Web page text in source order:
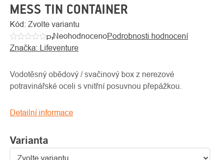
MESS TIN CONTAINER
Kód: Zvolte variantu
Průměrné
hodnocení
je
0,0
5
NeohodnocenoPodrobnosti hodnocení
Značka: Lifeventure
Varianta
Vodotěsný obědový / svačinový box z nerezové
potravinářské oceli s vnitřní posuvnou přepážkou.
Detailní informace